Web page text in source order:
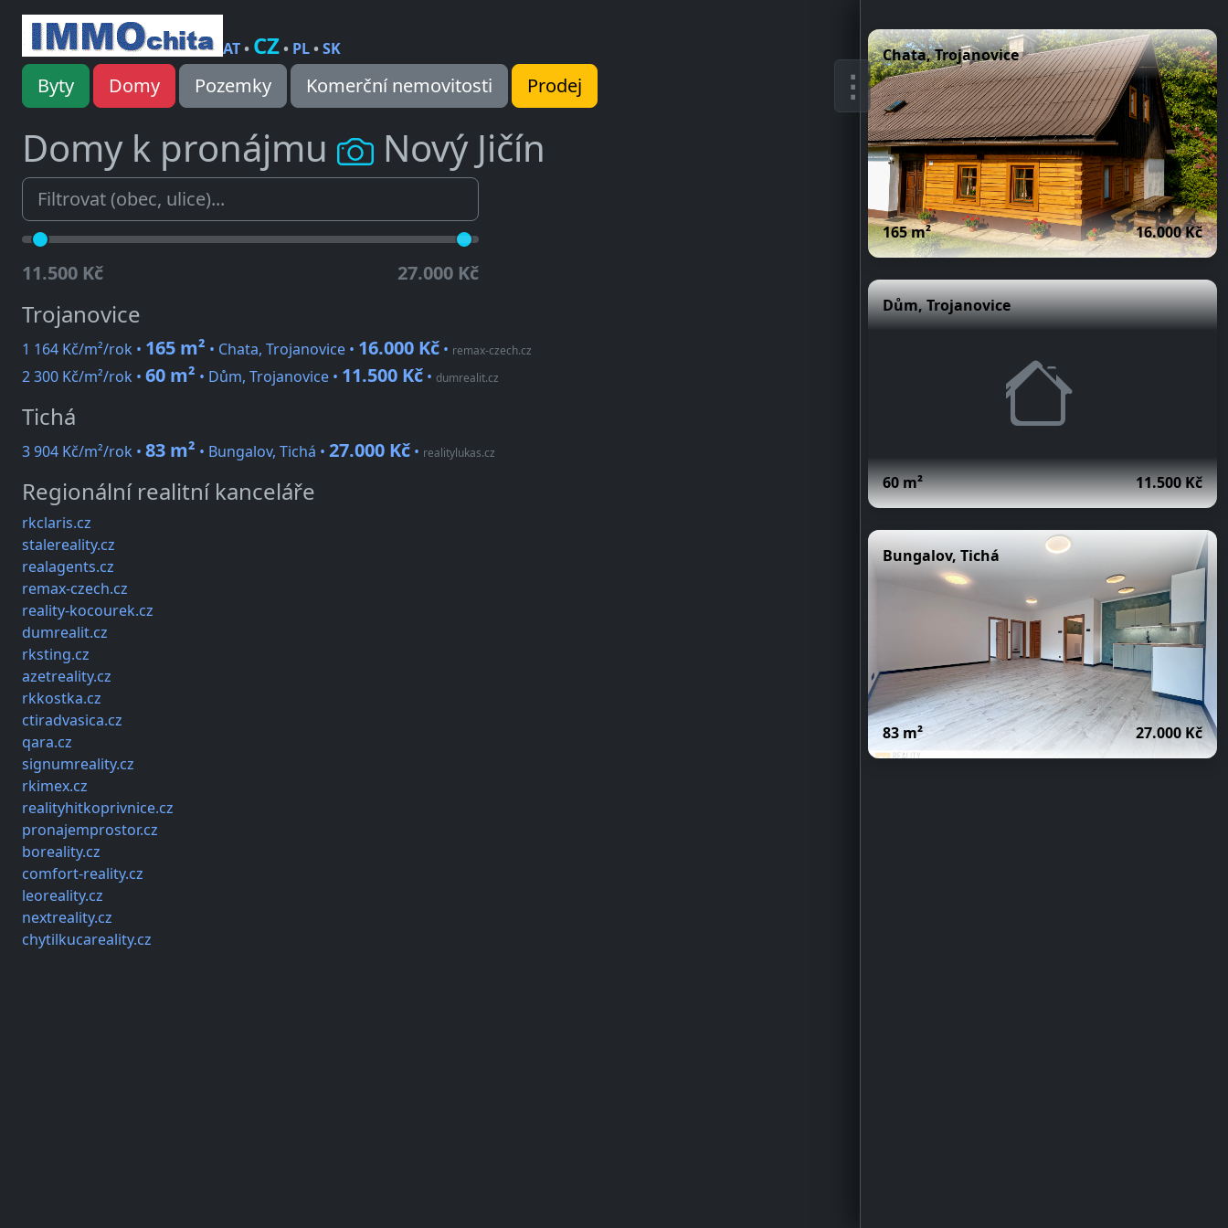
AT• CZ• PL•SK
Byty Domy Pozemky Komerční nemovitosti Prodej
Domy k pronájmu Nový Jičín
11.500 Kč 27.000 Kč
Trojanovice
1 164 Kč/m²/rok • 165 m² • Chata, Trojanovice • 16.000 Kč • remax-czech.cz
2 300 Kč/m²/rok • 60 m² • Dům, Trojanovice • 11.500 Kč • dumrealit.cz
Tichá
3 904 Kč/m²/rok • 83 m² • Bungalov, Tichá • 27.000 Kč • realitylukas.cz
Regionální realitní kanceláře
rkclaris.cz
stalereality.cz
realagents.cz
remax-czech.cz
reality-kocourek.cz
dumrealit.cz
rksting.cz
azetreality.cz
rkkostka.cz
ctiradvasica.cz
qara.cz
signumreality.cz
rkimex.cz
realityhitkoprivnice.cz
pronajemprostor.cz
boreality.cz
comfort-reality.cz
leoreality.cz
nextreality.cz
chytilkucareality.cz